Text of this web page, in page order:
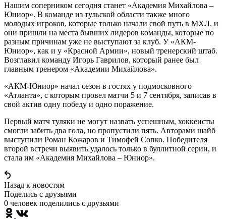
Нашим соперником сегодня станет «Академия Михайлова –
Юниор». В команде из тульской области также много
молодых игроков, которые только начали свой путь в МХЛ, и
они пришли на места бывших лидеров команды, которые по
разным причинам уже не выступают за клуб. У «АКМ-
Юниор», как и у «Красной Армии», новый тренерский штаб.
Возглавил команду Игорь Гаврилов, который ранее был
главным тренером «Академии Михайлова».
«АКМ-Юниор» начал сезон в гостях у подмосковного
«Атланта», с которым провел матчи 5 и 7 сентября, записав в
свой актив одну победу и одно поражение.
Первый матч туляки не могут назвать успешным, хоккеисты
смогли забить два гола, но пропустили пять. Авторами шайб
выступили Роман Кожаров и Тимофей Сопко. Победителя
второй встречи выявить удалось только в буллитной серии, и
стала им «Академия Михайлова – Юниор».
Назад к новостям
Поделись c друзьями
0 человек поделились c друзьями